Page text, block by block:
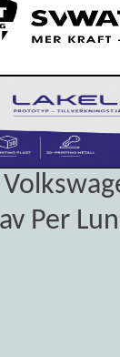
Per